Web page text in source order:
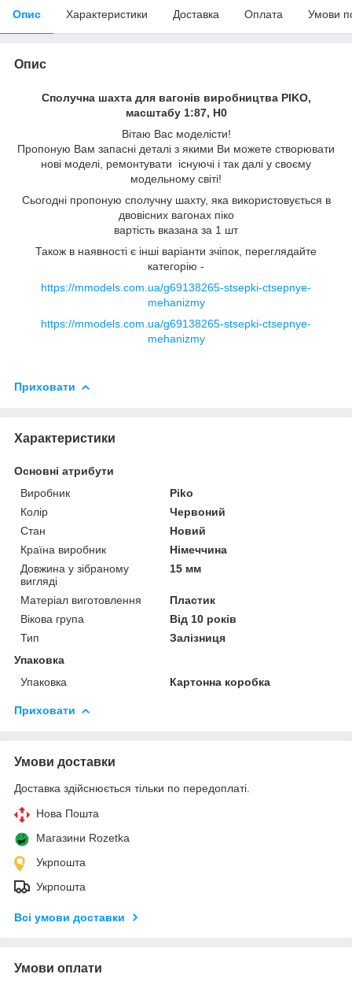
Опис Характеристики Доставка Оплата Умови
Опис
Сполучна шахта для вагонів виробництва PIKO,
масштабу 1:87, H0
Вітаю Вас моделiсти!
Пропоную Вам запасні деталі з якими Ви можете створювати
новi моделi, ремонтувати iснуючi і так далі у своєму
модельному світі!
Сьогодні пропоную сполучну шахту, яка використовується в
двовісних вагонах піко
вартість вказана за 1 шт
Також в наявності є інші варіанти зчіпок, переглядайте
категорію -
https://mmodels.com.ua/g69138265-stsepki-ctsepnye-
mehanizmy
https://mmodels.com.ua/g69138265-stsepki-ctsepnye-
mehanizmy
Приховати
Характеристики
Основні атрибути
Виробник
Piko
Колір
Червоний
Стан
Новий
Країна виробник
Німеччина
Довжина у зібраному
вигляді
15 мм
Матеріал виготовлення
Пластик
Вікова група
Від 10 років
Тип
Залізниця
Упаковка
Упаковка
Картонна коробка
Приховати
Умови доставки
Доставка здійснюється тільки по передоплаті.
Нова Пошта
Магазини Rozetka
Укрпошта
Укрпошта
Всі умови доставки
Умови оплати